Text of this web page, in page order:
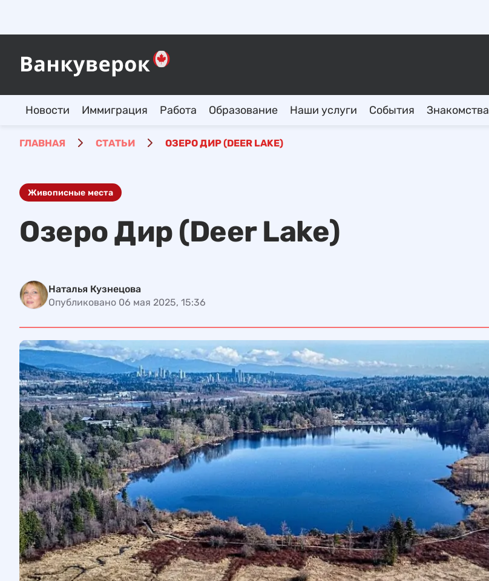
Новости Иммиграция Работа Образование Наши услуги События Знакомства
ГЛАВНАЯ СТАТЬИ ОЗЕРО ДИР (DEER LAKE)
Живописные места
Озеро Дир (Deer Lake)
Наталья Кузнецова
Опубликовано 06 мая 2025, 15:36